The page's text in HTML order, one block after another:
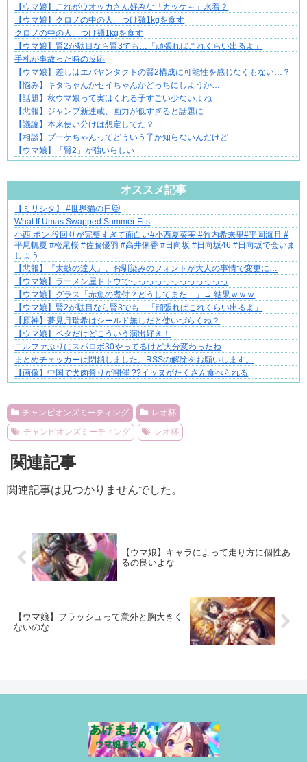
【ウマ娘】これがウオッカさん好みな「カッケ～」水着？
【ウマ娘】クロノの中の人、つけ麺1kgを食す
クロノの中の人、つけ麺1kgを食す
【ウマ娘】賢2が駄目なら賢3でも…「頑張ればこれくらい出るよ」
手札が事故った時の反応
【ウマ娘】差しはエバヤンタクトの賢2構成に可能性を感じなくもない…？
【悩み】キタちゃんかセイちゃんかどっちにしようか…
【話題】秋ウマ娘って実はくれる子すごい少ないよね
【悲報】ジャンプ新連載、画力が低すぎると話題に
【議論】本来使い分けは想定してた？
【相談】ブーケちゃんってどういう子か知らないんだけど
【ウマ娘】「賢2」が強いらしい
オススメ記事
【マンガ】ぜんぶ私が中心
【ミリシタ】 #世界猫の日🐱
What If Umas Swapped Summer Fits
小西:ポン 役回りが完璧すぎて面白い#小西夏菜実 #竹内希来里#平岡海月 #
平尾帆夏 #松尾桜 #佐藤優羽 #高井俐香 #日向坂 #日向坂46 #日向坂で会いま
しょう
【悲報】『太鼓の達人』、お馴染みのフォントが大人の事情で変更に…
【ウマ娘】ラーメン屋ドトウでっっっっっっっっっっっっ
【ウマ娘】グラス「赤魚の煮付？どうしてまた…」→ 結果ｗｗｗ
【ウマ娘】賢2が駄目なら賢3でも…「頑張ればこれくらい出るよ」
【原神】夢見月瑞希はシールド無しだと使いづらくね？
【ウマ娘】ベタだけどこういう演出好き！
ニルファぶりにスパロボ30やってるけど大分変わったね
まとめチェッカーは閉鎖しました。RSSの解除をお願いします。
【画像】中国で犬肉祭りが開催 ??イッヌがたくさん食べられる
チャンピオンズミーティング
レオ杯
チャンピオンズミーティング
レオ杯
関連記事
関連記事は見つかりませんでした。
【ウマ娘】キャラによって走り方に個性あ
るの良いよな
【ウマ娘】フラッシュって意外と胸大きく
ないのな